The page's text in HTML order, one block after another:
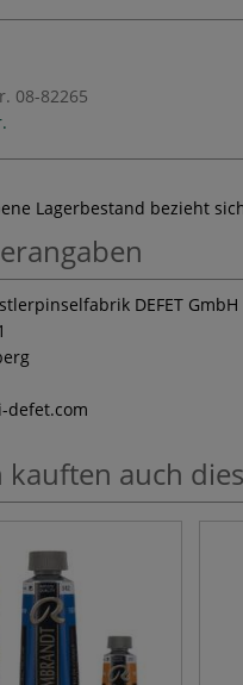
08-82265
Lagerbestand bezieht
DEFET GmbH
defet.com
kauften auch